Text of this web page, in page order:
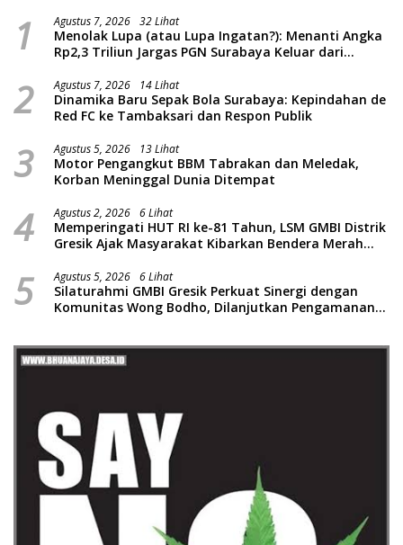
1 Agustus 7, 2026 32 Lihat
Menolak Lupa (atau Lupa Ingatan?): Menanti Angka
Rp2,3 Triliun Jargas PGN Surabaya Keluar dari
2 Agustus 7, 2026 14 Lihat
Dinamika Baru Sepak Bola Surabaya: Kepindahan de
Red FC ke Tambaksari dan Respon Publik
3 Agustus 5, 2026 13 Lihat
Motor Pengangkut BBM Tabrakan dan Meledak,
Korban Meninggal Dunia Ditempat
4 Agustus 2, 2026 6 Lihat
Memperingati HUT RI ke-81 Tahun, LSM GMBI Distrik
Gresik Ajak Masyarakat Kibarkan Bendera Merah
5 Agustus 5, 2026 6 Lihat
Silaturahmi GMBI Gresik Perkuat Sinergi dengan
Komunitas Wong Bodho, Dilanjutkan Pengamanan